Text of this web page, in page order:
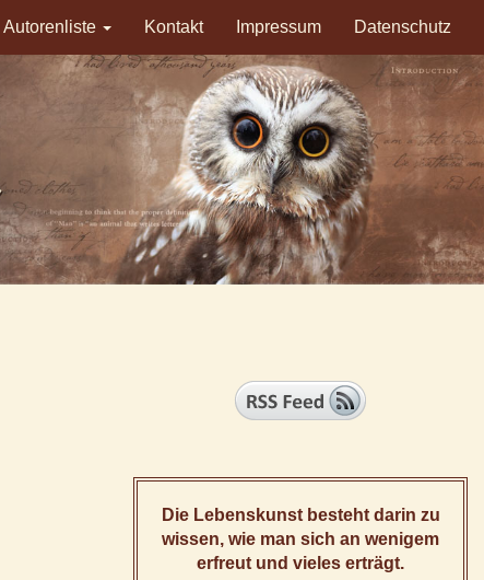
Autorenliste Kontakt Impressum Datenschutz
Die Lebenskunst besteht darin zu
wissen, wie man sich an wenigem
erfreut und vieles erträgt.